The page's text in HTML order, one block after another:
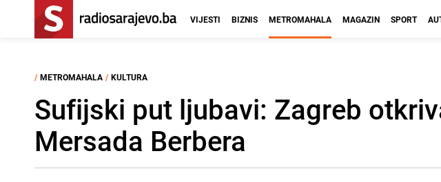
VIJESTI BIZNIS METROMAHALA MAGAZIN SPORT
/ METROMAHALA / KULTURA
Sufijski put ljubavi: Zagreb
Mersada Berbera